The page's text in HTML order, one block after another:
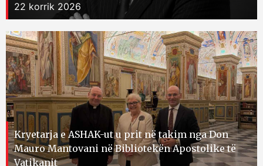
22 korrik 2026
Kryetarja e ASHAK-ut u prit në takim nga Don
Mauro Mantovani në Bibliotekën Apostolike të
Vatikanit